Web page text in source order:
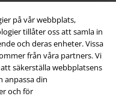
på vår webbplats,
tillåter oss att samla in
och deras enheter. Vissa
från våra partners. Vi
säkerställa webbplatsens
anpassa din
och för